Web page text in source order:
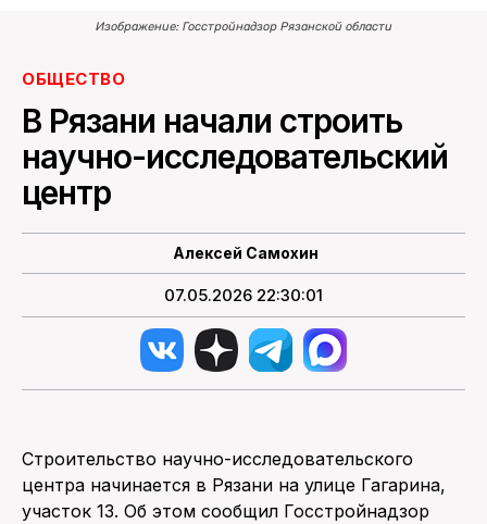
Изображение: Госстройнадзор Рязанской области
ОБЩЕСТВО
В Рязани начали строить
научно-исследовательский
центр
Алексей Самохин
07.05.2026 22:30:01
Строительство научно-исследовательского
центра начинается в Рязани на улице Гагарина,
участок 13. Об этом сообщил Госстройнадзор